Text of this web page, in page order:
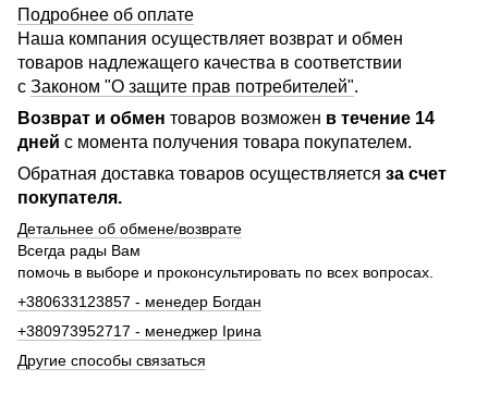
Подробнее об оплате
Наша компания осуществляет возврат и обмен
товаров надлежащего качества в соответствии
с Законом "О защите прав потребителей".
Возврат и обмен товаров возможен в течение 14
дней с момента получения товара покупателем.
Обратная доставка товаров осуществляется за счет
покупателя.
Детальнее об обмене/возврате
Всегда рады Вам
помочь в выборе и проконсультировать по всех вопросах.
+380633123857 - менедер Богдан
+380973952717 - менеджер Ірина
Другие способы связаться